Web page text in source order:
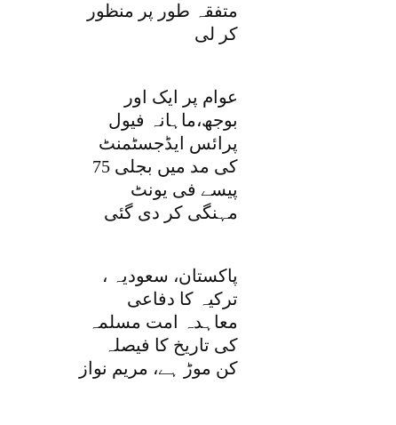
متفقہ طور پر منظور
کر لی
عوام پر ایک اور
بوجھ،ماہانہ فیول
پرائس ایڈجسٹمنٹ
کی مد میں بجلی 75
پیسے فی یونٹ
مہنگی کر دی گئی
پاکستان، سعودیہ ،
ترکیہ کا دفاعی
معاہدہ امت مسلمہ
کی تاریخ کا فیصلہ
کن موڑ ہے، مریم نواز